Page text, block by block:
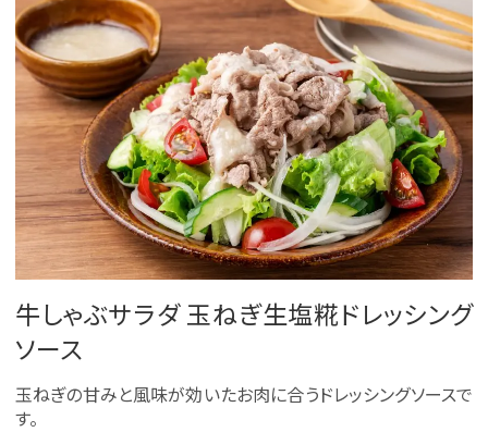
牛しゃぶサラダ 玉ねぎ生塩糀ドレッシング
ソース
玉ねぎの甘みと風味が効いたお肉に合うドレッシングソースで
す。